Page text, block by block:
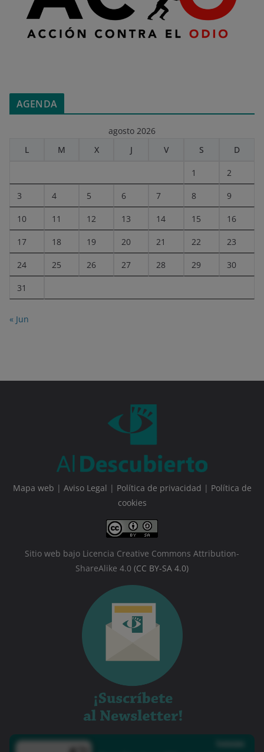
AGENDA
agosto 2026
L
M X J V S D
1 2
3 4 5 6 7 8 9
10 11 12 13 14 15 16
17 18 19 20 21 22 23
24 25 26 27 28 29 30
31
« Jun
Mapa web | Aviso Legal | Política de privacidad | Política de
cookies
Sitio web bajo Licencia Creative Commons Attribution-
ShareAlike 4.0 (CC BY-SA 4.0)